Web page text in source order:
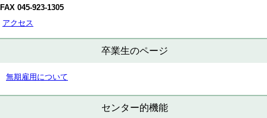
FAX 045-923-1305
アクセス
卒業生のページ
無期雇用について
センター的機能